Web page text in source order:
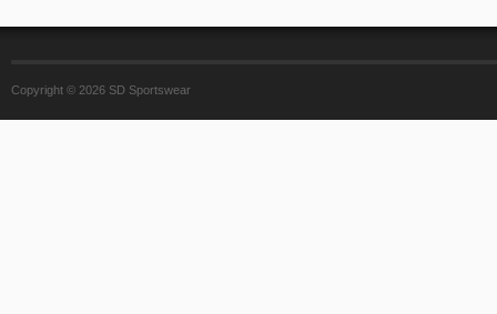
Copyright © 2026 SD Sportswear